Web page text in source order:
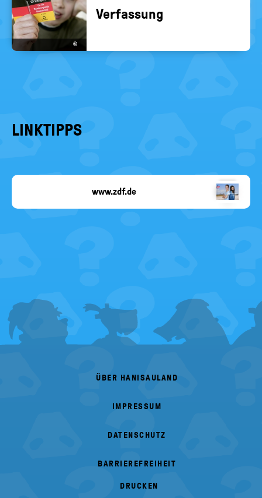
©
Ver­fas­sung
LINKTIPPS
www.zdf.de
FOOTER
MENU
ÜBER HANISAULAND
IMPRESSUM
DATENSCHUTZ
BARRIEREFREIHEIT
DRUCKEN